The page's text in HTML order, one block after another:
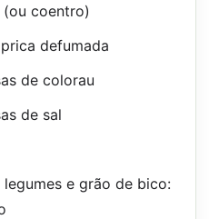
coentro)
defumada
de colorau
de sal
e grão de bico: